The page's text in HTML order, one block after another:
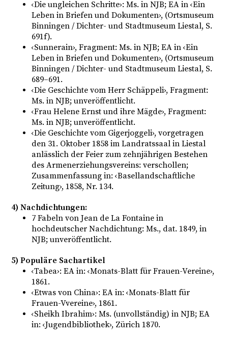
‹Die ungleichen Schritte›: Ms. in NJB; EA in ‹Ein
Leben in Briefen und Dokumenten›, (Ortsmuseum
Binningen / Dichter- und Stadtmuseum Liestal, S.
691f).
‹Sunnerain›, Fragment: Ms. in NJB; EA in ‹Ein
Leben in Briefen und Dokumenten›, (Ortsmuseum
Binningen / Dichter- und Stadtmuseum Liestal, S.
689–691.
‹Die Geschichte vom Herr Schäppeli›, Fragment:
Ms. in NJB; unveröffentlicht.
‹Frau Helene Ernst und ihre Mägde›, Fragment:
Ms. in NJB; unveröffentlicht.
‹Die Geschichte vom Gigerjoggeli›, vorgetragen
den 31. Oktober 1858 im Landratssaal in Liestal
anlässlich der Feier zum zehnjährigen Bestehen
des Armenerziehungsvereins: verschollen;
Zusammenfassung in: ‹Basellandschaftliche
Zeitung›, 1858, Nr. 134.
4) Nachdichtungen:
7 Fabeln von Jean de La Fontaine in
hochdeutscher Nachdichtung: Ms., dat. 1849, in
NJB; unveröffentlicht.
5) Populäre Sachartikel
‹Tabea›: EA in: ‹Monats-Blatt für Frauen-Vereine›,
1861.
‹Etwas von China›: EA in: ‹Monats-Blatt für
Frauen-Vvereine›, 1861.
‹Sheikh Ibrahim›: Ms. (unvollständig) in NJB; EA
in: ‹Jugendbibliothek›, Zürich 1870.